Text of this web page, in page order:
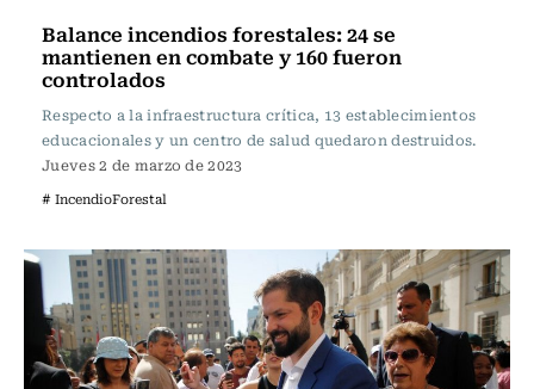
Balance incendios forestales: 24 se
mantienen en combate y 160 fueron
controlados
Respecto a la infraestructura crítica, 13 establecimientos
educacionales y un centro de salud quedaron destruidos.
Jueves 2 de marzo de 2023
# IncendioForestal